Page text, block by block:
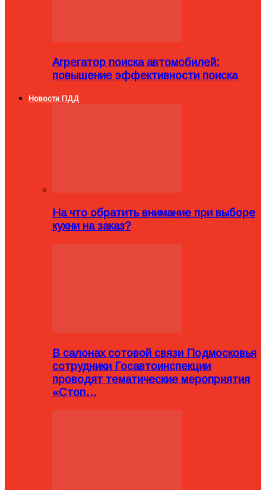
Агрегатор поиска автомобилей:
повышение эффективности поиска
Новости ПДД
На что обратить внимание при выборе
кухни на заказ?
В салонах сотовой связи Подмосковья
сотрудники Госавтоинспекции
проводят тематические мероприятия
«Стоп…